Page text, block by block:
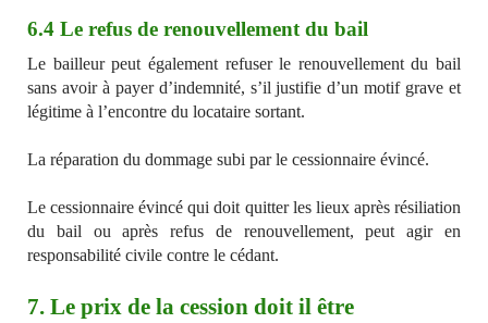
6.4 Le refus de renouvellement du bail
Le bailleur peut également refuser le renouvellement du bail
sans avoir à payer d’indemnité, s’il justifie d’un motif grave et
légitime à l’encontre du locataire sortant.
La réparation du dommage subi par le cessionnaire évincé.
Le cessionnaire évincé qui doit quitter les lieux après résiliation
du bail ou après refus de renouvellement, peut agir en
responsabilité civile contre le cédant.
7. Le prix de la cession doit il être